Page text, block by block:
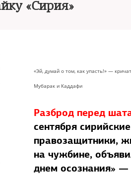
«Сирия»
«Эй, думай о том, как упасть!» —
Мубарак и Каддафи
Разброд перед
сентября сирийские
правозащитники,
на чужбине,
днем осознания» —